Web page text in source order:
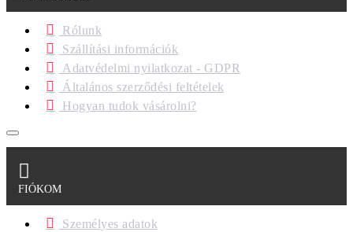
Rólunk
Szállítási információk
Adatvédelmi nyilatkozat - GDPR
Általános szerződési feltételek
Hogyan tudok vásárolni?
FIÓKOM
Személyes adatok